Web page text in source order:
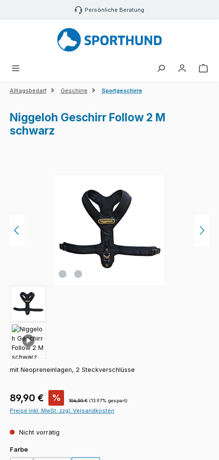
Zum Hauptinhalt springen Persönliche Beratung
Alltagsbedarf Geschirre Sportgeschirre
Niggeloh Geschirr Follow 2 M
schwarz
mit Neopreneinlagen, 2 Steckverschlüsse
Verkaufspreis:
89,90 € % Regulärer Preis:
104,50 € (13.97% gespart)
Preise inkl. MwSt. zzgl. Versandkosten
Nicht vorrätig
Farbeauswählen